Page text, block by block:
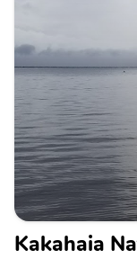
Kakahaia